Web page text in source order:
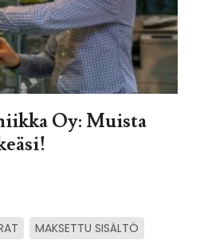
Oy: Muista
MAKSETTU SISÄLTÖ